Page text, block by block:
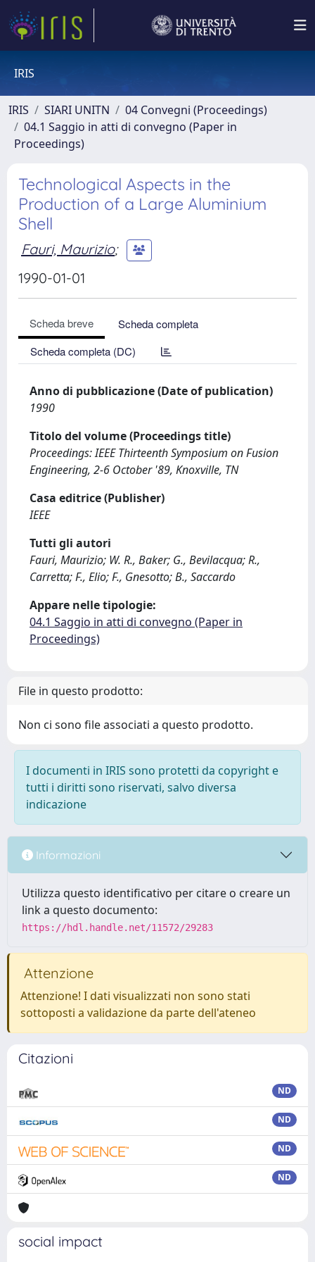
IRIS
IRIS SIARI UNITN
04 Convegni (Proceedings)
04.1 Saggio in atti di convegno (Paper in
Proceedings)
Technological Aspects in the
Production of a Large Aluminium
Shell
Fauri, Maurizio;
1990-01-01
Scheda breve
Scheda completa
Scheda completa (DC)
Anno di pubblicazione (Date of publication)
1990
Titolo del volume (Proceedings title)
Proceedings: IEEE Thirteenth Symposium on Fusion
Engineering, 2-6 October '89, Knoxville, TN
Casa editrice (Publisher)
IEEE
Tutti gli autori
Fauri, Maurizio; W. R., Baker; G., Bevilacqua; R.,
Carretta; F., Elio; F., Gnesotto; B., Saccardo
Appare nelle tipologie:
04.1 Saggio in atti di convegno (Paper in
Proceedings)
File in questo prodotto:
Non ci sono file associati a questo prodotto.
I documenti in IRIS sono protetti da copyright e
tutti i diritti sono riservati, salvo diversa
indicazione
Informazioni
Utilizza questo identificativo per citare o creare un
link a questo documento:
https://hdl.handle.net/11572/29283
Attenzione
Attenzione! I dati visualizzati non sono stati
sottoposti a validazione da parte dell'ateneo
Citazioni
ND
ND
ND
ND
social impact